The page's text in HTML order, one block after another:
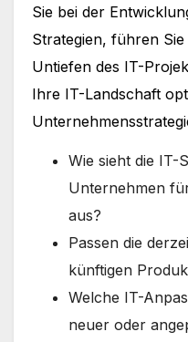
Sie bei der
Strategien, führen
Untiefen des IT-
Ihre IT-Landschaft
Wie sieht die IT-
Unternehmen
aus?
Passen die
künftigen
Welche IT-
neuer oder